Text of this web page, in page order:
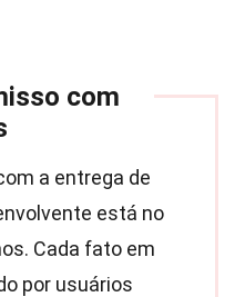
com
a entrega de
está no
Cada fato em
por usuários